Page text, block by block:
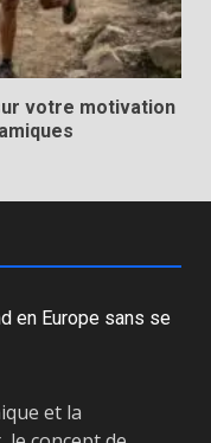
votre motivation
en Europe sans se
et la